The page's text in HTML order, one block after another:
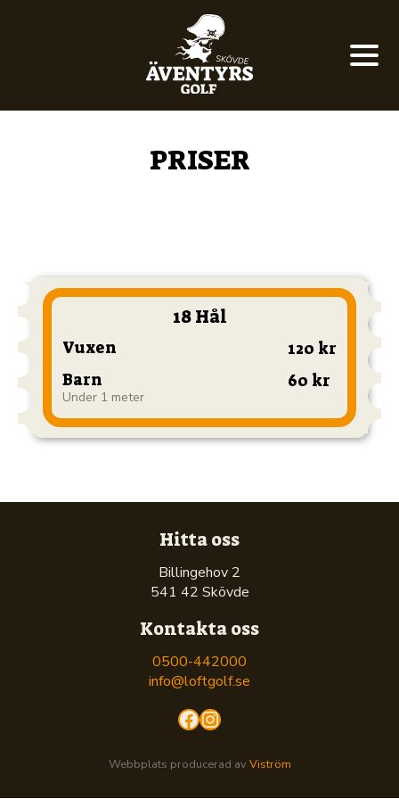
PRISER
18 Hål
Vuxen
120 kr
Barn
Under 1 meter
60 kr
Hitta oss
Billingehov 2
541 42 Skövde
Kontakta oss
0500-442000
info@loftgolf.se
Facebook
Instagram
Webbplats producerad av Viström